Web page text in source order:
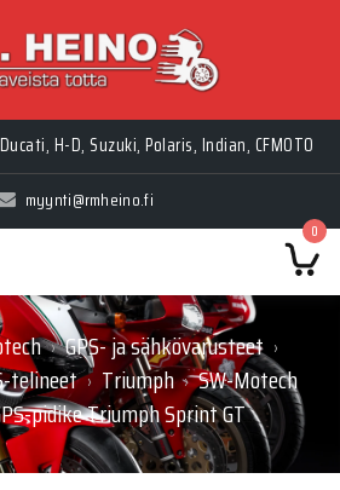
H-D, Suzuki, Polaris, Indian, CFMOTO
myynti@rmheino.fi
0
› GPS- ja sähkövarusteet ›
telineet › Triumph › SW-Motech
pidike Triumph Sprint GT